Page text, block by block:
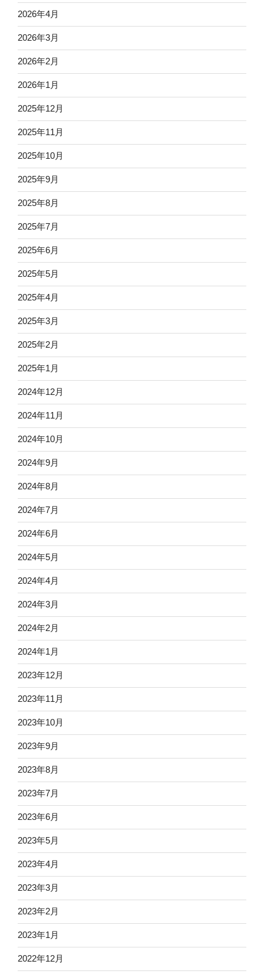
2026年4月
2026年3月
2026年2月
2026年1月
2025年12月
2025年11月
2025年10月
2025年9月
2025年8月
2025年7月
2025年6月
2025年5月
2025年4月
2025年3月
2025年2月
2025年1月
2024年12月
2024年11月
2024年10月
2024年9月
2024年8月
2024年7月
2024年6月
2024年5月
2024年4月
2024年3月
2024年2月
2024年1月
2023年12月
2023年11月
2023年10月
2023年9月
2023年8月
2023年7月
2023年6月
2023年5月
2023年4月
2023年3月
2023年2月
2023年1月
2022年12月